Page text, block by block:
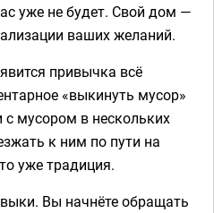
уже не будет. Свой дом —
ваших желаний.
привычка всё
«выкинуть мусор»
мусором в нескольких
к ним по пути на
уже традиция.
Вы начнёте обращать